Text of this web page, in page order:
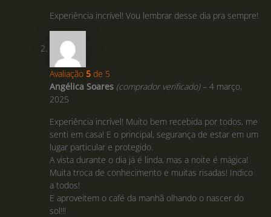
Experiência incrível! Vou lembrar desse dia pra sempre!
Avaliação 5 de 5
Angélica Soares (comprador verificado) – 4 março,
2025
Experiência incrível! Muito bem recebida por todos, me
senti em casa! E o principal, segurança de estar em um
lugar particular e protegido.
A vista durante o dia já é linda, mas a noite é mágica!
Muita troca de conhecimento e muitas risadas! Indico
a todos!
E aproveitem o café da manhã olhando o nascer do
sol!!!